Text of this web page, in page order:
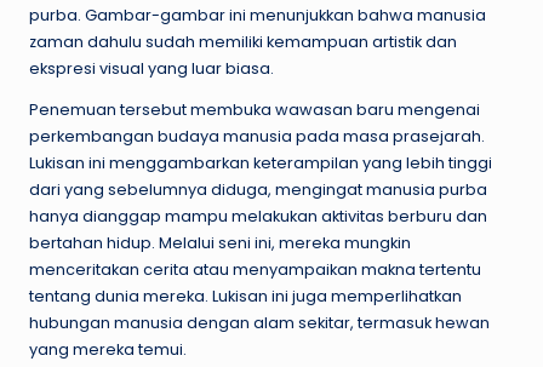
purba. Gambar-gambar ini menunjukkan bahwa manusia
zaman dahulu sudah memiliki kemampuan artistik dan
ekspresi visual yang luar biasa.
Penemuan tersebut membuka wawasan baru mengenai
perkembangan budaya manusia pada masa prasejarah.
Lukisan ini menggambarkan keterampilan yang lebih tinggi
dari yang sebelumnya diduga, mengingat manusia purba
hanya dianggap mampu melakukan aktivitas berburu dan
bertahan hidup. Melalui seni ini, mereka mungkin
menceritakan cerita atau menyampaikan makna tertentu
tentang dunia mereka. Lukisan ini juga memperlihatkan
hubungan manusia dengan alam sekitar, termasuk hewan
yang mereka temui.